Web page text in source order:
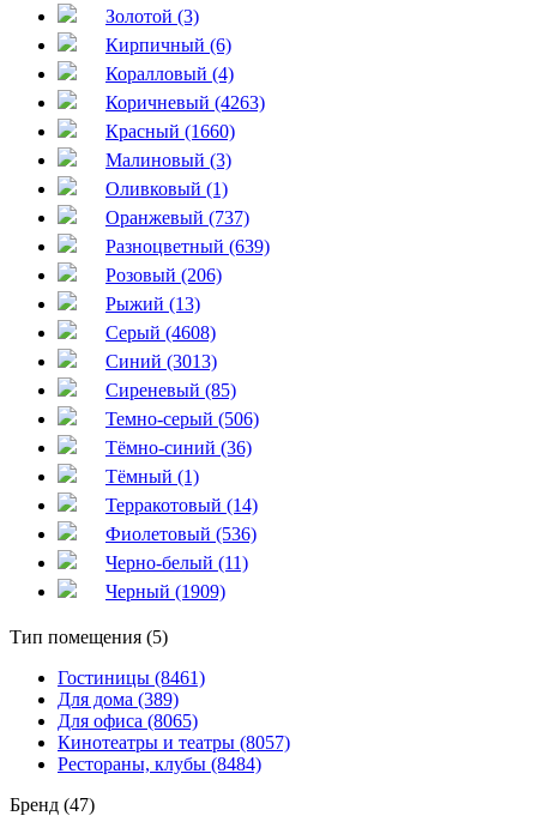
Золотой (3)
Кирпичный (6)
Коралловый (4)
Коричневый (4263)
Красный (1660)
Малиновый (3)
Оливковый (1)
Оранжевый (737)
Разноцветный (639)
Розовый (206)
Рыжий (13)
Серый (4608)
Синий (3013)
Сиреневый (85)
Темно-серый (506)
Тёмно-синий (36)
Тёмный (1)
Терракотовый (14)
Фиолетовый (536)
Черно-белый (11)
Черный (1909)
Тип помещения (5)
Гостиницы (8461)
Для дома (389)
Для офиса (8065)
Кинотеатры и театры (8057)
Рестораны, клубы (8484)
Бренд (47)